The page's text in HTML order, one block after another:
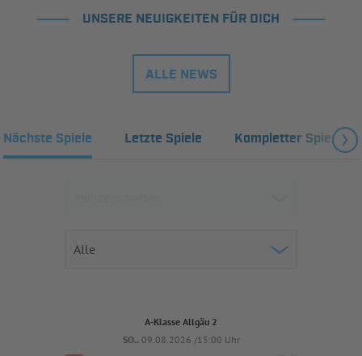
UNSERE NEUIGKEITEN FÜR DICH
ALLE NEWS
Nächste Spiele Letzte Spiele Kompletter Spielplan
A-Klasse Allgäu 2
SO.. 09.08.2026 /15:00 Uhr